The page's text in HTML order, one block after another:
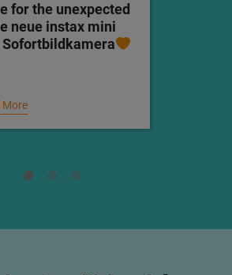
for the unexpected
neue instax mini
Sofortbildkamera
More